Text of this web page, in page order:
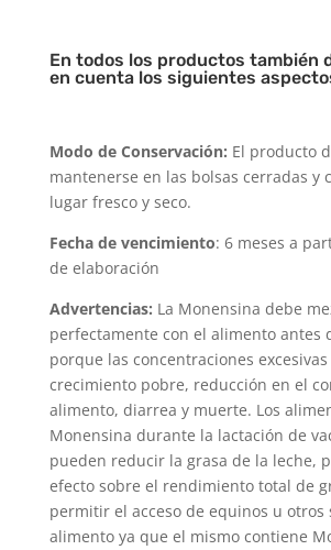
En todos los productos también
en cuenta los siguientes
Modo de Conservación: El producto
mantenerse en las bolsas cerradas y
lugar fresco y seco.
Fecha de vencimiento: 6 meses a
de elaboración
Advertencias: La Monensina debe
perfectamente con el alimento antes
porque las concentraciones
crecimiento pobre, reducción en el
alimento, diarrea y muerte. Los
Monensina durante la lactación de
pueden reducir la grasa de la leche,
efecto sobre el rendimiento total de
permitir el acceso de equinos u otros
alimento ya que el mismo contiene